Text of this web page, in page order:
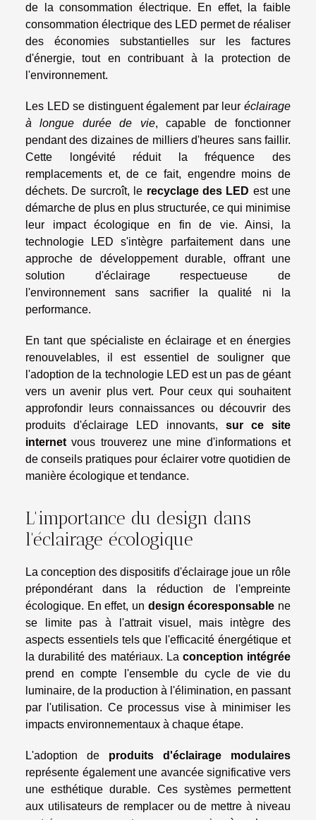
de la consommation électrique. En effet, la faible
consommation électrique des LED permet de réaliser
des économies substantielles sur les factures
d'énergie, tout en contribuant à la protection de
l'environnement.
Les LED se distinguent également par leur éclairage
à longue durée de vie, capable de fonctionner
pendant des dizaines de milliers d'heures sans faillir.
Cette longévité réduit la fréquence des
remplacements et, de ce fait, engendre moins de
déchets. De surcroît, le recyclage des LED est une
démarche de plus en plus structurée, ce qui minimise
leur impact écologique en fin de vie. Ainsi, la
technologie LED s'intègre parfaitement dans une
approche de développement durable, offrant une
solution d'éclairage respectueuse de
l'environnement sans sacrifier la qualité ni la
performance.
En tant que spécialiste en éclairage et en énergies
renouvelables, il est essentiel de souligner que
l'adoption de la technologie LED est un pas de géant
vers un avenir plus vert. Pour ceux qui souhaitent
approfondir leurs connaissances ou découvrir des
produits d'éclairage LED innovants, sur ce site
internetvous trouverez une mine d'informations et
de conseils pratiques pour éclairer votre quotidien de
manière écologique et tendance.
L'importance du design dans
l'éclairage écologique
La conception des dispositifs d'éclairage joue un rôle
prépondérant dans la réduction de l'empreinte
écologique. En effet, un design écoresponsable ne
se limite pas à l'attrait visuel, mais intègre des
aspects essentiels tels que l'efficacité énergétique et
la durabilité des matériaux. La conception intégrée
prend en compte l'ensemble du cycle de vie du
luminaire, de la production à l'élimination, en passant
par l'utilisation. Ce processus vise à minimiser les
impacts environnementaux à chaque étape.
L'adoption de produits d'éclairage modulaires
représente également une avancée significative vers
une esthétique durable. Ces systèmes permettent
aux utilisateurs de remplacer ou de mettre à niveau